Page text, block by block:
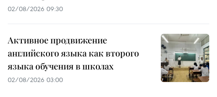
02/08/2026 09:30
Активное продвижение
английского языка как второго
языка обучения в школах
02/08/2026 03:00